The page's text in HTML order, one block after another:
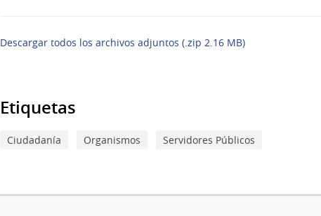
Descargar todos los archivos adjuntos (.zip 2.16 MB)
Etiquetas
Ciudadanía Organismos Servidores Públicos